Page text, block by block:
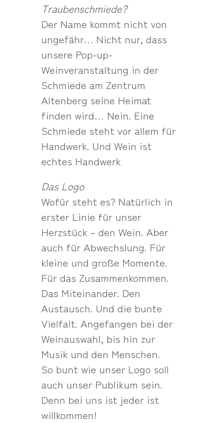
Traubenschmiede?
Der Name kommt nicht von
ungefähr… Nicht nur, dass
unsere Pop-up-
Weinveranstaltung in der
Schmiede am Zentrum
Altenberg seine Heimat
finden wird… Nein. Eine
Schmiede steht vor allem für
Handwerk. Und Wein ist
echtes Handwerk
Das Logo
Wofür steht es? Natürlich in
erster Linie für unser
Herzstück – den Wein. Aber
auch für Abwechslung. Für
kleine und große Momente.
Für das Zusammenkommen.
Das Miteinander. Den
Austausch. Und die bunte
Vielfalt. Angefangen bei der
Weinauswahl, bis hin zur
Musik und den Menschen.
So bunt wie unser Logo soll
auch unser Publikum sein.
Denn bei uns ist jeder ist
willkommen!